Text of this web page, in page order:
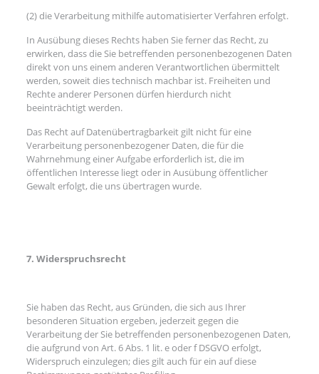
(2) die Verarbeitung mithilfe automatisierter Verfahren erfolgt.
In Ausübung dieses Rechts haben Sie ferner das Recht, zu
erwirken, dass die Sie betreffenden personenbezogenen Daten
direkt von uns einem anderen Verantwortlichen übermittelt
werden, soweit dies technisch machbar ist. Freiheiten und
Rechte anderer Personen dürfen hierdurch nicht
beeinträchtigt werden.
Das Recht auf Datenübertragbarkeit gilt nicht für eine
Verarbeitung personenbezogener Daten, die für die
Wahrnehmung einer Aufgabe erforderlich ist, die im
öffentlichen Interesse liegt oder in Ausübung öffentlicher
Gewalt erfolgt, die uns übertragen wurde.
7. Widerspruchsrecht
Sie haben das Recht, aus Gründen, die sich aus Ihrer
besonderen Situation ergeben, jederzeit gegen die
Verarbeitung der Sie betreffenden personenbezogenen Daten,
die aufgrund von Art. 6 Abs. 1 lit. e oder f DSGVO erfolgt,
Widerspruch einzulegen; dies gilt auch für ein auf diese